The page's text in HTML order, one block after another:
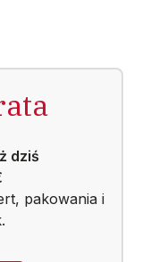
dziś
pakowania i